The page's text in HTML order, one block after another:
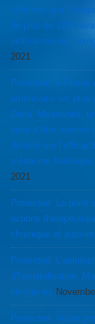
confirme que l’obligation
de plus de 100
judicial review”:
2021
Protected: A
américains les plus
Delta. Meanwhile,
vient d’être nommé
déclaré sur
médecine holistique
2021
Protected: Le point sur plusieurs immuno-modulateurs naturels et leur
actions
chronique et auto-
Protected:
d’hospitalisation.
iatrogènes
Protected: Voilier